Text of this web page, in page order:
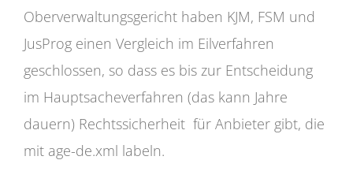
Oberverwaltungsgericht haben KJM, FSM und
JusProg einen Vergleich im Eilverfahren
geschlossen, so dass es bis zur Entscheidung
im Hauptsacheverfahren (das kann Jahre
dauern) Rechtssicherheit für Anbieter gibt, die
mit age-de.xml labeln.